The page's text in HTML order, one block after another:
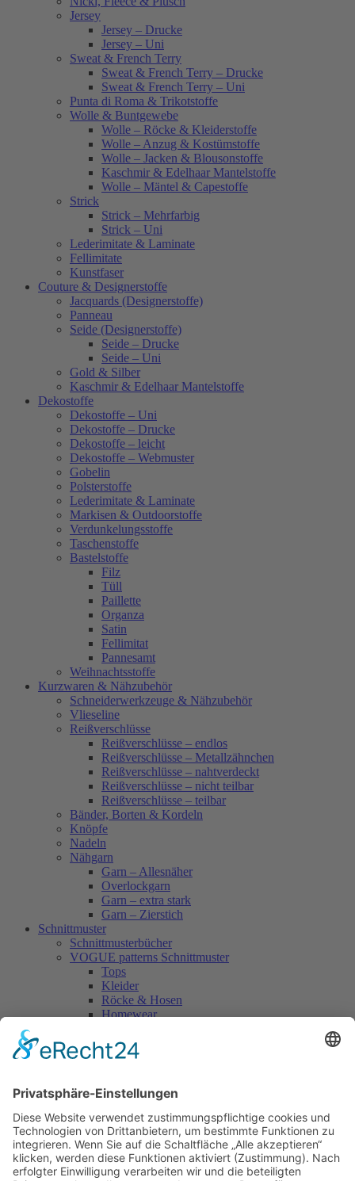
Jersey
Jersey – Drucke
Jersey – Uni
Sweat & French Terry
Sweat & French Terry – Drucke
Sweat & French Terry – Uni
Punta di Roma & Trikotstoffe
Wolle & Buntgewebe
Wolle – Röcke & Kleiderstoffe
Wolle – Anzug & Kostümstoffe
Wolle – Jacken & Blousonstoffe
Kaschmir & Edelhaar Mantelstoffe
Wolle – Mäntel & Capestoffe
Strick
Strick – Mehrfarbig
Strick – Uni
Lederimitate & Laminate
Fellimitate
Kunstfaser
Couture & Designerstoffe
Jacquards (Designerstoffe)
Panneau
Seide (Designerstoffe)
Seide – Drucke
Seide – Uni
Gold & Silber
Kaschmir & Edelhaar Mantelstoffe
Dekostoffe
Dekostoffe – Uni
Dekostoffe – Drucke
Dekostoffe – leicht
Dekostoffe – Webmuster
Gobelin
Polsterstoffe
Lederimitate & Laminate
Markisen & Outdoorstoffe
Verdunkelungsstoffe
Taschenstoffe
Bastelstoffe
Filz
Tüll
Paillette
Organza
Satin
Fellimitat
Pannesamt
Weihnachtsstoffe
Kurzwaren & Nähzubehör
Schneiderwerkzeuge & Nähzubehör
Vlieseline
Reißverschlüsse
Reißverschlüsse – endlos
Reißverschlüsse – Metallzähnchen
Reißverschlüsse – nahtverdeckt
Reißverschlüsse – nicht teilbar
Reißverschlüsse – teilbar
Bänder, Borten & Kordeln
Knöpfe
Nadeln
Nähgarn
Garn – Allesnäher
Overlockgarn
Garn – extra stark
Garn – Zierstich
Schnittmuster
Schnittmusterbücher
VOGUE patterns Schnittmuster
Tops
Kleider
Röcke & Hosen
Homewear
Vogue Vintage
Herren
Accessoires
Einzelschnittmuster Burda
Tops
Kleider
Röcke & Hosen
Homewear
Jacken & Mäntel